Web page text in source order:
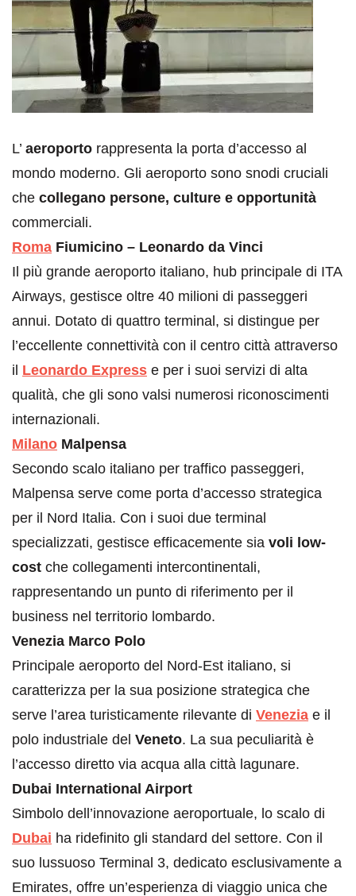
L’ aeroporto rappresenta la porta d’accesso al
mondo moderno. Gli aeroporto sono snodi cruciali
che collegano persone, culture e opportunità
commerciali.
Roma Fiumicino – Leonardo da Vinci
Il più grande aeroporto italiano, hub principale di ITA
Airways, gestisce oltre 40 milioni di passeggeri
annui. Dotato di quattro terminal, si distingue per
l’eccellente connettività con il centro città attraverso
il Leonardo Express e per i suoi servizi di alta
qualità, che gli sono valsi numerosi riconoscimenti
internazionali.
Milano Malpensa
Secondo scalo italiano per traffico passeggeri,
Malpensa serve come porta d’accesso strategica
per il Nord Italia. Con i suoi due terminal
specializzati, gestisce efficacemente sia voli low-
cost che collegamenti intercontinentali,
rappresentando un punto di riferimento per il
business nel territorio lombardo.
Venezia Marco Polo
Principale aeroporto del Nord-Est italiano, si
caratterizza per la sua posizione strategica che
serve l’area turisticamente rilevante di Venezia e il
polo industriale del Veneto. La sua peculiarità è
l’accesso diretto via acqua alla città lagunare.
Dubai International Airport
Simbolo dell’innovazione aeroportuale, lo scalo di
Dubai ha ridefinito gli standard del settore. Con il
suo lussuoso Terminal 3, dedicato esclusivamente a
Emirates, offre un’esperienza di viaggio unica che